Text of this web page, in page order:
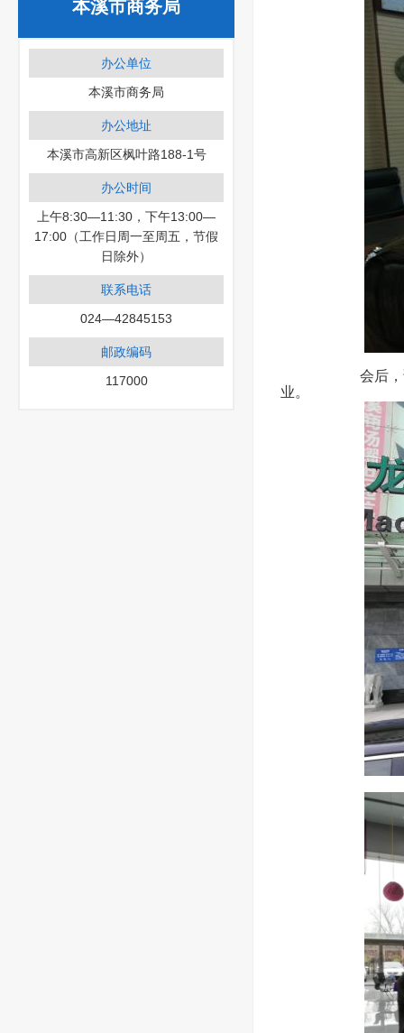
本溪市商务局
办公单位
本溪市商务局
办公地址
本溪市高新区枫叶路188-1号
办公时间
上午8:30—11:30，下午13:00—
17:00（工作日周一至周五，节假
日除外）
联系电话
024—42845153
邮政编码
117000
会后，调研一
业。